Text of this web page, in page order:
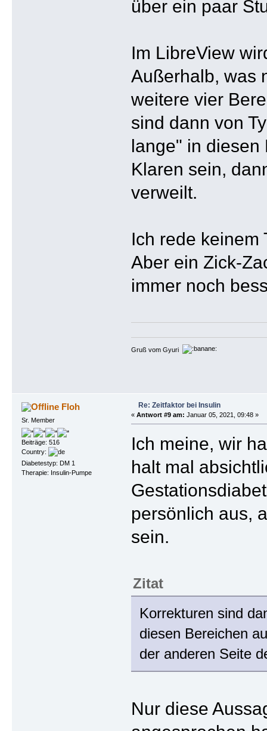
über ein paar
Im LibreView
Außerhalb, was
weitere vier
sind dann von
lange" in diesen
Klaren sein,
verweilt.
Ich rede keinem
Aber ein Zick-
immer noch
Gruß vom Gyuri
Floh
Sr. Member
Beiträge: 516
Country:
Diabetestyp: DM 1
Therapie: Insulin-Pumpe
Re: Zeitfaktor bei Insulin
« Antwort #9 am: Januar 05, 2021, 09:48 »
Ich meine, wir
halt mal
persönlich aus,
sein.
Zitat
Korrekturen sind
diesen Bereichen
der anderen Seite
Nur diese